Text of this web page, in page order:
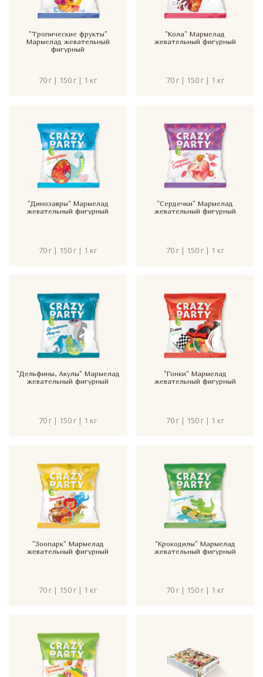
"Тропические фрукты"
Мармелад жевательный
фигурный
70 г | 150 г | 1 кг
"Кола" Мармелад
жевательный фигурный
70 г | 150 г | 1 кг
"Динозавры" Мармелад
жевательный фигурный
70 г | 150 г | 1 кг
"Сердечки" Мармелад
жевательный фигурный
70 г | 150 г | 1 кг
"Дельфины, Акулы" Мармелад
жевательный фигурный
70 г | 150 г | 1 кг
"Гонки" Мармелад
жевательный фигурный
70 г | 150 г | 1 кг
"Зоопарк" Мармелад
жевательный фигурный
70 г | 150 г | 1 кг
"Крокодилы" Мармелад
жевательный фигурный
70 г | 150 г | 1 кг